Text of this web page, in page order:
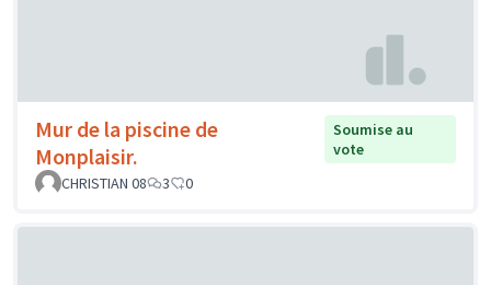
Mur de la piscine de
Monplaisir.
Soumise au
vote
CHRISTIAN 08
3 0